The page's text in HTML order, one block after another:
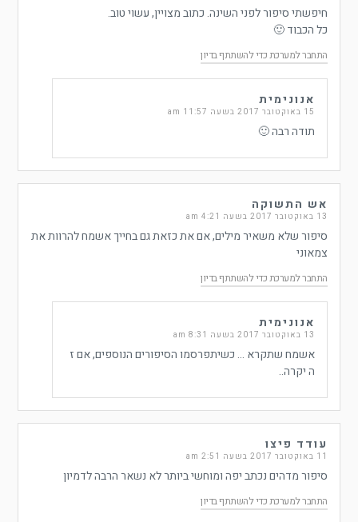
חיפשתי סיפור לפני השינה. כתוב מצויין, עשוי טוב.
כל הכבוד 🙂
התחבר למערכת כדי להשתתף בדיון
אנונימית
15 באוקטובר 2017 בשעה 11:57 am
תודה רבה 🙂
אש התשוקה
13 באוקטובר 2017 בשעה 4:21 am
סיפור שלא משאיר מילים, אם את כזאת גם בחייך אשמח להרוות את
צמאוני
התחבר למערכת כדי להשתתף בדיון
אנונימית
13 באוקטובר 2017 בשעה 8:31 am
אשמח שתקרא … כשיתפרסמו הסיפורים הנוספים, אם ז
ה יקרה..
עודד פיצו
11 באוקטובר 2017 בשעה 2:51 am
סיפור מדהים נכתב יפה ומוחשי ביותר לא נשאר הרבה לדמיון
התחבר למערכת כדי להשתתף בדיון